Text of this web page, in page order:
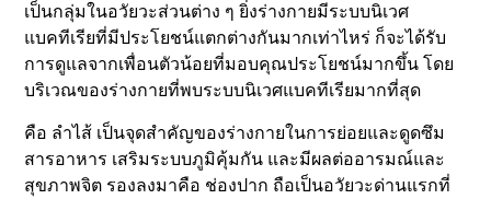
เป็นกลุ่มในอวัยวะส่วนต่าง ๆ ยิ่งร่างกายมีระบบนิเวศ
แบคทีเรียที่มีประโยชน์แตกต่างกันมากเท่าไหร่ ก็จะได้รับ
การดูแลจากเพื่อนตัวน้อยที่มอบคุณประโยชน์มากขึ้น โดย
บริเวณของร่างกายที่พบระบบนิเวศแบคทีเรียมากที่สุด
คือ ลำไส้ เป็นจุดสำคัญของร่างกายในการย่อยและดูดซึม
สารอาหาร เสริมระบบภูมิคุ้มกัน และมีผลต่ออารมณ์และ
สุขภาพจิต รองลงมาคือ ช่องปาก ถือเป็นอวัยวะด่านแรกที่